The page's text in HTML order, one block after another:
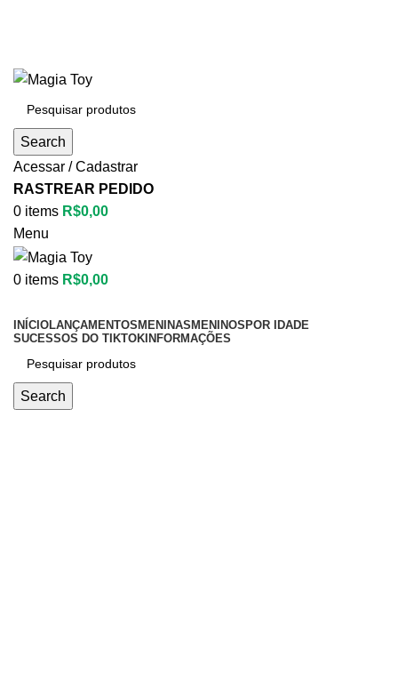
Search
Acessar / Cadastrar
RASTREAR PEDIDO
0 items R$0,00
Menu
0 items R$0,00
INÍCIOLANÇAMENTOSMENINASMENINOSPOR IDADE
SUCESSOS DO TIKTOKINFORMAÇÕES
Search